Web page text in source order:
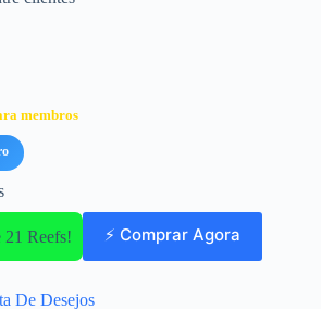
membros
21 Reefs! ⚡ Comprar Agora
De Desejos